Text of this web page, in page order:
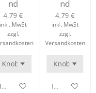
nd
4,79 €
inkl. MwSt
zzgl.
In den Warenkorb
nd
4,79 €
inkl. MwSt
zzgl.
Versandkosten
In den